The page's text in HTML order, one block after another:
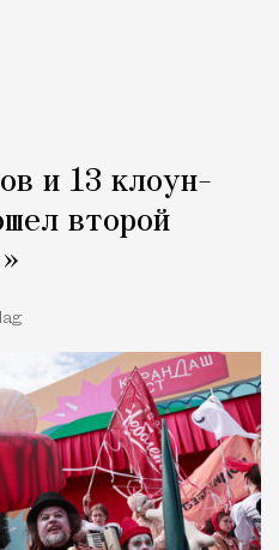
и 13 клоун-
второй